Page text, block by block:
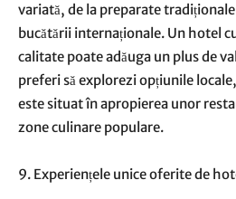
variată, de la preparate
bucătării internaționale. Un hotel
calitate poate adăuga un plus de
preferi să explorezi opțiunile
este situat în apropierea unor
zone culinare populare.
9. Experiențele unice oferite de